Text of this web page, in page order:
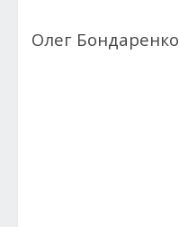
Олег Бондаренко